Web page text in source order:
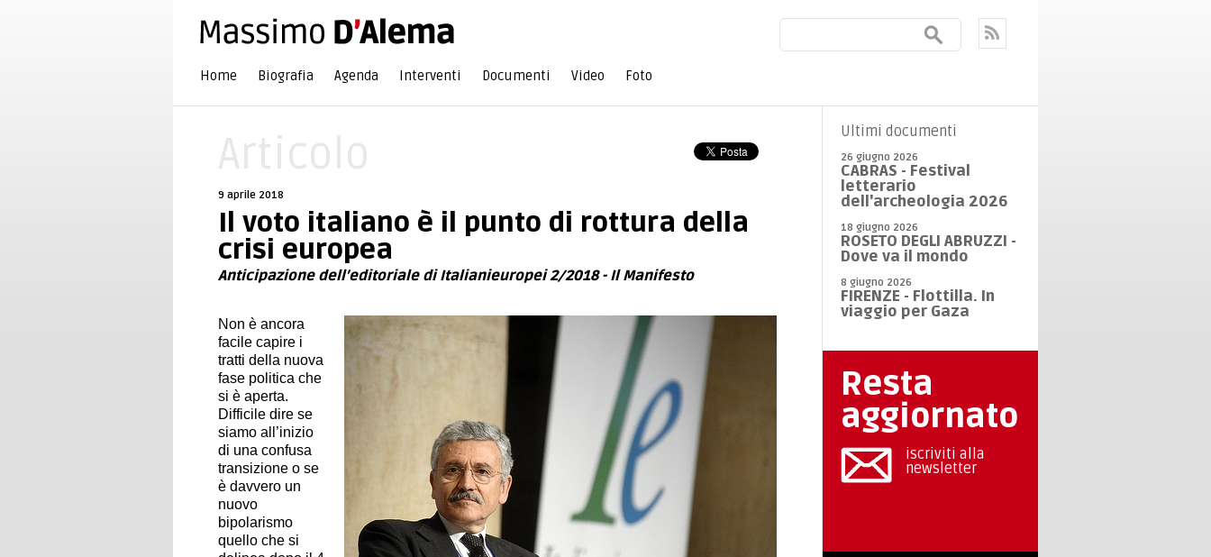
Home Biografia Agenda Interventi Documenti Video Foto
9 aprile 2018
Il voto italiano è il punto di rottura della
crisi europea
Anticipazione dell’editoriale di Italianieuropei 2/2018 - Il Manifesto
Non è ancora
facile capire i
tratti della nuova
fase politica che
si è aperta.
Difficile dire se
siamo all’inizio
di una confusa
transizione o se
è davvero un
nuovo
bipolarismo
quello che si
Ultimi documenti
26 giugno 2026
CABRAS - Festival
letterario
dell'archeologia 2026
18 giugno 2026
ROSETO DEGLI ABRUZZI -
Dove va il mondo
8 giugno 2026
FIRENZE - Flottilla. In
viaggio per Gaza
Resta
aggiornato
iscriviti alla
newsletter